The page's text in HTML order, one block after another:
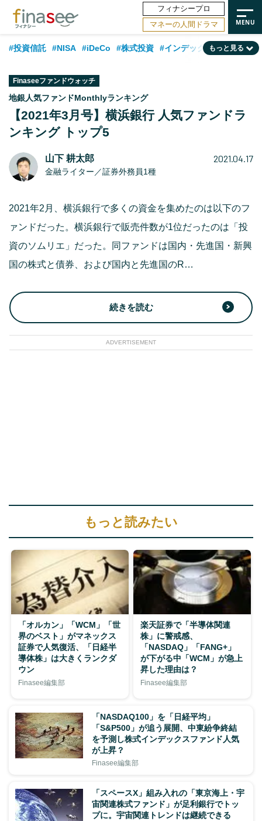
フィナシープロ
マネーの人間ドラマ
#投資信託 #NISA #iDeCo #株式投資 #インデックスファンド
#ランキング #日本株 #公的年金 #40代
#フィナンシャル・ウェルビーイング #企業型DC #退職金 #50代
#老後 #データ・調査 #金融用語解説
もっと見る
Finaseeファンドウォッチ
地銀人気ファンドMonthlyランキング
【2021年3月号】横浜銀行 人気ファンドラ
ンキング トップ5
山下 耕太郎
金融ライター／証券外務員1種
2021.04.17
2021年2月、横浜銀行で多くの資金を集めたのは以下のフ
ァンドだった。横浜銀行で販売件数が1位だったのは「投
資のソムリエ」だった。同ファンドは国内・先進国・新興
国の株式と債券、および国内と先進国のR…
続きを読む
ADVERTISEMENT
もっと読みたい
「オルカン」「WCM」「世
界のベスト」がマネックス
証券で人気復活、「日経半
導体株」は大きくランクダ
ウン
Finasee編集部
楽天証券で「半導体関連
株」に警戒感、
「NASDAQ」「FANG+」
が下がる中「WCM」が急上
昇した理由は？
Finasee編集部
「NASDAQ100」を「日経平均」
「S&P500」が追う展開、中東紛争終結
を予測し株式インデックスファンド人気
が上昇？
Finasee編集部
「スペースX」組み入れの「東京海上・宇
宙関連株式ファンド」が足利銀行でトッ
プに。宇宙関連トレンドは継続できる